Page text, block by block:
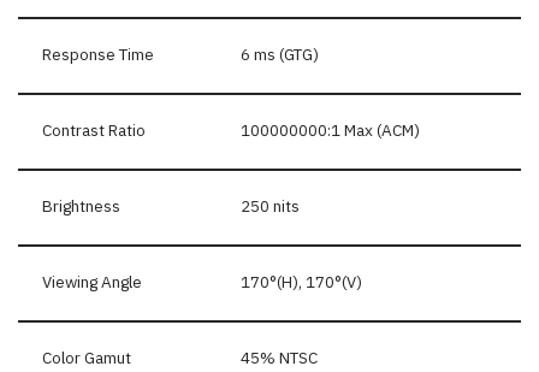
Response Time 6 ms (GTG)
Contrast Ratio 100000000:1 Max (ACM)
Brightness 250 nits
Viewing Angle 170°(H), 170°(V)
Color Gamut 45% NTSC